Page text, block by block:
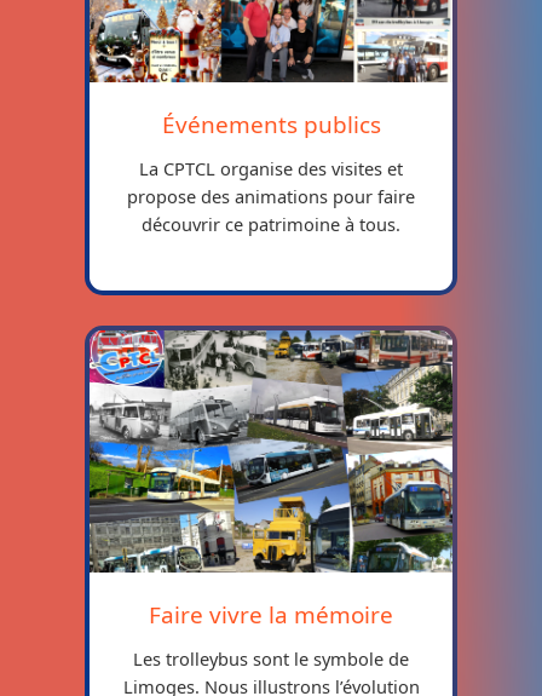
Événements publics
La CPTCL organise des visites et
propose des animations pour faire
découvrir ce patrimoine à tous.
Faire vivre la mémoire
Les trolleybus sont le symbole de
Limoges. Nous illustrons l’évolution